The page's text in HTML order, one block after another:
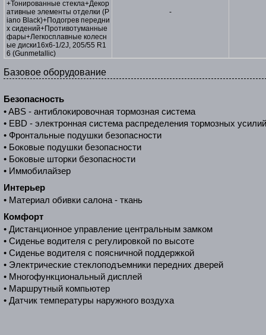
+Тонированные стекла+Декор
ативные элементы отделки (P
iano Black)+Подогрев передни
х сидений+Противотуманные
фары+Легкосплавные колесн
ые диски16х6-1/2J, 205/55 R1
6 (Gunmetallic)
-
Базовое оборудование
Безопасность
• ABS - антиблокировочная тормозная система
• EBD - электронная система распределения тормозных усилий
• Фронтальные подушки безопасности
• Боковые подушки безопасности
• Боковые шторки безопасности
• Иммобилайзер
Интерьер
• Материал обивки салона - ткань
Комфорт
• Дистанционное управление центральным замком
• Сиденье водителя с регулировкой по высоте
• Сиденье водителя с поясничной поддержкой
• Электрические стеклоподъемники передних дверей
• Многофункциональный дисплей
• Маршрутный компьютер
• Датчик температуры наружного воздуха